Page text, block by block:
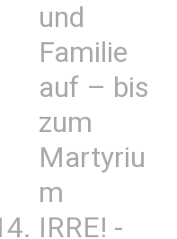
und
Familie
auf – bis
zum
Martyriu
m
IRRE! -